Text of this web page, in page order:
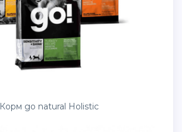
Корм go natural Holistic